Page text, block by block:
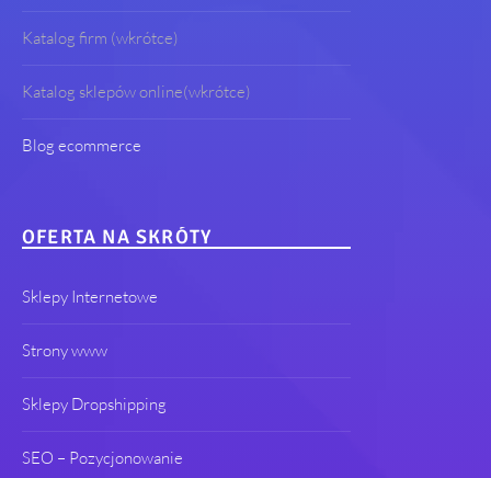
Katalog firm (wkrótce)
Katalog sklepów online(wkrótce)
Blog ecommerce
OFERTA NA SKRÓTY
Sklepy Internetowe
Strony www
Sklepy Dropshipping
SEO – Pozycjonowanie